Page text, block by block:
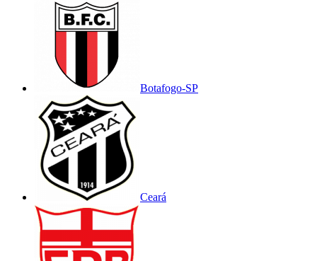
Botafogo-SP
Ceará